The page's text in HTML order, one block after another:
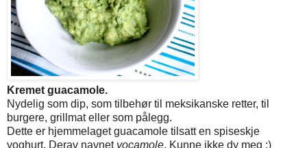
Kremet guacamole.
Nydelig som dip, som tilbehør til meksikanske retter, til
burgere, grillmat eller som pålegg.
Dette er hjemmelaget guacamole tilsatt en spiseskje
yoghurt. Derav navnet yocamole. Kunne ikke dy meg ;)